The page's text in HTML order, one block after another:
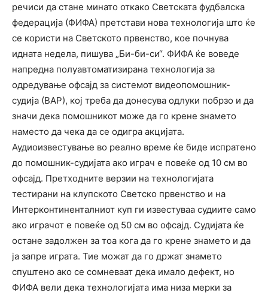
речиси да стане минато откако Светската фудбалска
федерација (ФИФА) претстави нова технологија што ќе
се користи на Светското првенство, кое почнува
идната недела, пишува „Би-би-си“. ФИФА ќе воведе
напредна полуавтоматизирана технологија за
одредување офсајд за системот видеопомошник-
судија (ВАР), кој треба да донесува одлуки побрзо и да
значи дека помошникот може да го крене знамето
наместо да чека да се одигра акцијата.
Аудиоизвестување во реално време ќе биде испратено
до помошник-судијата ако играч е повеќе од 10 см во
офсајд. Претходните верзии на технологијата
тестирани на клупското Светско првенство и на
Интерконтиненталниот куп ги известуваа судиите само
ако играчот е повеќе од 50 см во офсајд. Судијата ќе
остане задолжен за тоа кога да го крене знамето и да
ја запре играта. Тие можат да го држат знамето
спуштено ако се сомневаат дека имало дефект, но
ФИФА вели дека технологијата има низа мерки за